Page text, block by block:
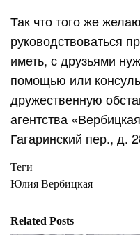
Так что того же
руководствоваться
иметь, с друзьями
помощью или
дружественную
агентства
Гагаринский пер., д.
Теги
Юлия Вербицкая
Related Posts